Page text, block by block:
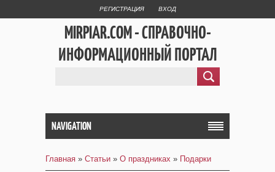
РЕГИСТРАЦИЯ ВХОД
MIRPIAR.COM - СПРАВОЧНО-
ИНФОРМАЦИОННЫЙ ПОРТАЛ
NAVIGATION
Главная » Статьи » О праздниках » Подарки